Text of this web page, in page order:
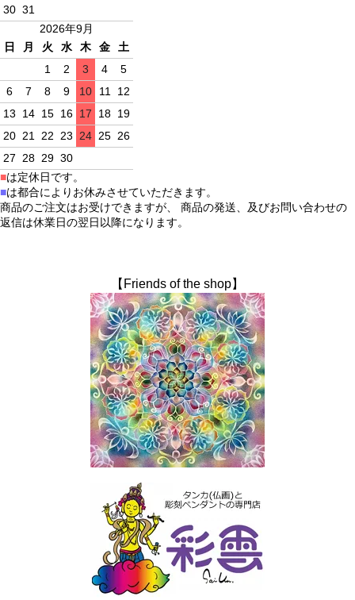
30 31
2026年9月
日
月 火 水 木 金
土
1
2 3 4
5
6
7 8 9 10 11 12
13
14 15 16 17 18 19
20 21 22 23 24 25 26
27 28 29 30
■は定休日です。
■は都合によりお休みさせていただきます。
商品のご注文はお受けできますが、 商品の発送、及びお問い合わせの
返信は休業日の翌日以降になります。
【Friends of the shop】